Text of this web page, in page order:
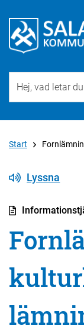
Start
Lyssna